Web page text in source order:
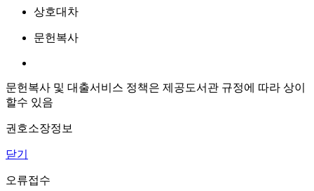
상호대차
문헌복사
문헌복사 및 대출서비스 정책은 제공도서관 규정에 따라 상이
할수 있음
권호소장정보
닫기
오류접수